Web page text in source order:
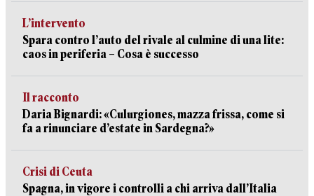
L’intervento
Spara contro l’auto del rivale al culmine di una lite:
caos in periferia – Cosa è successo
Il racconto
Daria Bignardi: «Culurgiones, mazza frissa, come si
fa a rinunciare d’estate in Sardegna?»
Crisi di Ceuta
Spagna, in vigore i controlli a chi arriva dall’Italia